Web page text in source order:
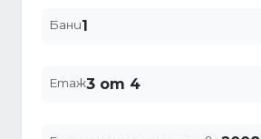
Бани1
Етаж3 от 4